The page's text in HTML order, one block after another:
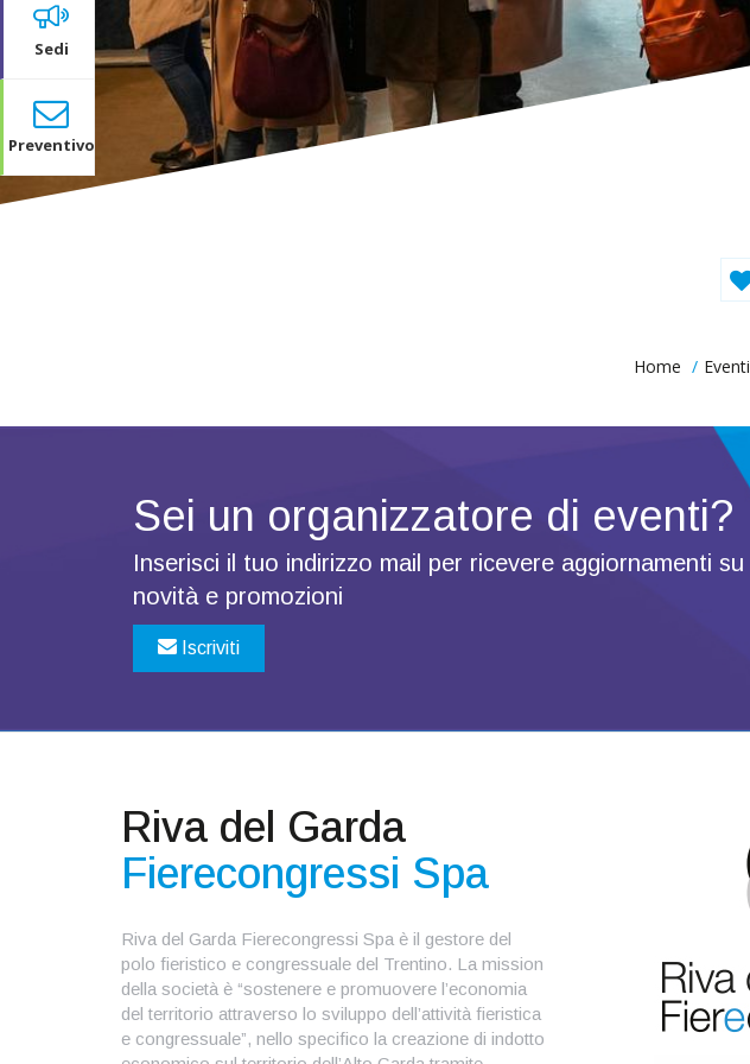
Sedi
Preventivo
Home Eventi
Sei un organizzatore di eventi?
Inserisci il tuo indirizzo mail per ricevere aggiornamenti su
novità e promozioni
Iscriviti
Riva del Garda
Fierecongressi Spa
Riva del Garda Fierecongressi Spa è il gestore del
polo fieristico e congressuale del Trentino. La mission
della società è “sostenere e promuovere l’economia
del territorio attraverso lo sviluppo dell’attività fieristica
e congressuale”, nello specifico la creazione di indotto